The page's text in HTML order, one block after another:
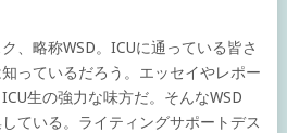
、略称WSD。ICUに通っている皆さ
っているだろう。エッセイやレポー
生の強力な味方だ。そんなWSD
ている。ライティングサポートデス